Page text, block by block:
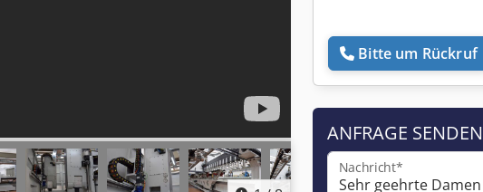
Bitte um Rückruf
ANFRAGE SENDEN
Nachricht*